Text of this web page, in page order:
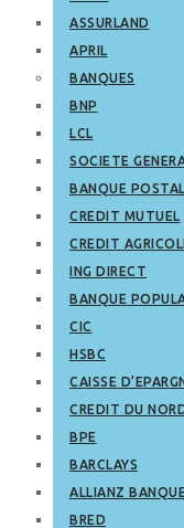
ASSURLAND
APRIL
BANQUES
BNP
LCL
SOCIETE
BANQUE
CREDIT MUTUEL
CREDIT
ING DIRECT
BANQUE
CIC
HSBC
CAISSE
CREDIT DU
BPE
BARCLAYS
ALLIANZ BANQUE
BRED